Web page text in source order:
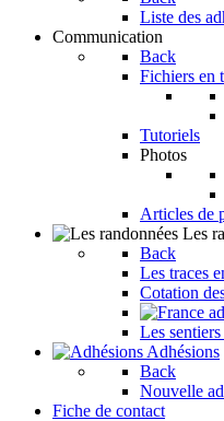
Liste des
Communication
Back
Fichiers en
Tutoriels
Photos
Articles de
Les
Back
Les traces
Cotation
Les
Adhésions
Back
Nouvelle
Fiche de contact